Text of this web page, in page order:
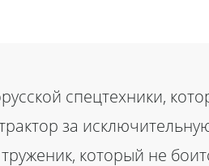
спецтехники,
за
который не